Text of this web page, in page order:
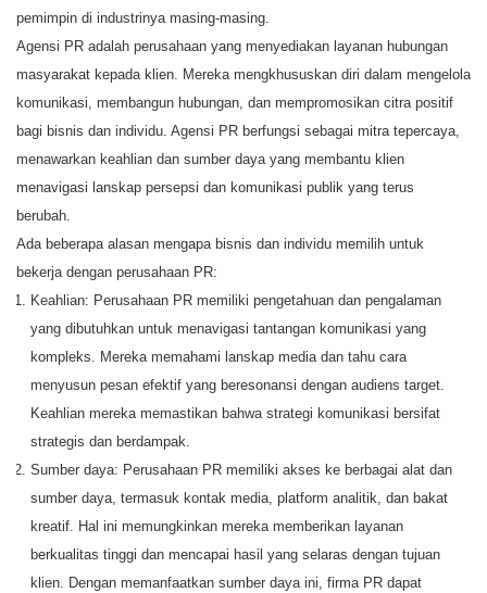
pemimpin di industrinya masing-masing.
Agensi PR adalah perusahaan yang menyediakan layanan hubungan
masyarakat kepada klien. Mereka mengkhususkan diri dalam mengelola
komunikasi, membangun hubungan, dan mempromosikan citra positif
bagi bisnis dan individu. Agensi PR berfungsi sebagai mitra tepercaya,
menawarkan keahlian dan sumber daya yang membantu klien
menavigasi lanskap persepsi dan komunikasi publik yang terus
berubah.
Ada beberapa alasan mengapa bisnis dan individu memilih untuk
bekerja dengan perusahaan PR:
Keahlian: Perusahaan PR memiliki pengetahuan dan pengalaman
yang dibutuhkan untuk menavigasi tantangan komunikasi yang
kompleks. Mereka memahami lanskap media dan tahu cara
menyusun pesan efektif yang beresonansi dengan audiens target.
Keahlian mereka memastikan bahwa strategi komunikasi bersifat
strategis dan berdampak.
Sumber daya: Perusahaan PR memiliki akses ke berbagai alat dan
sumber daya, termasuk kontak media, platform analitik, dan bakat
kreatif. Hal ini memungkinkan mereka memberikan layanan
berkualitas tinggi dan mencapai hasil yang selaras dengan tujuan
klien. Dengan memanfaatkan sumber daya ini, firma PR dapat